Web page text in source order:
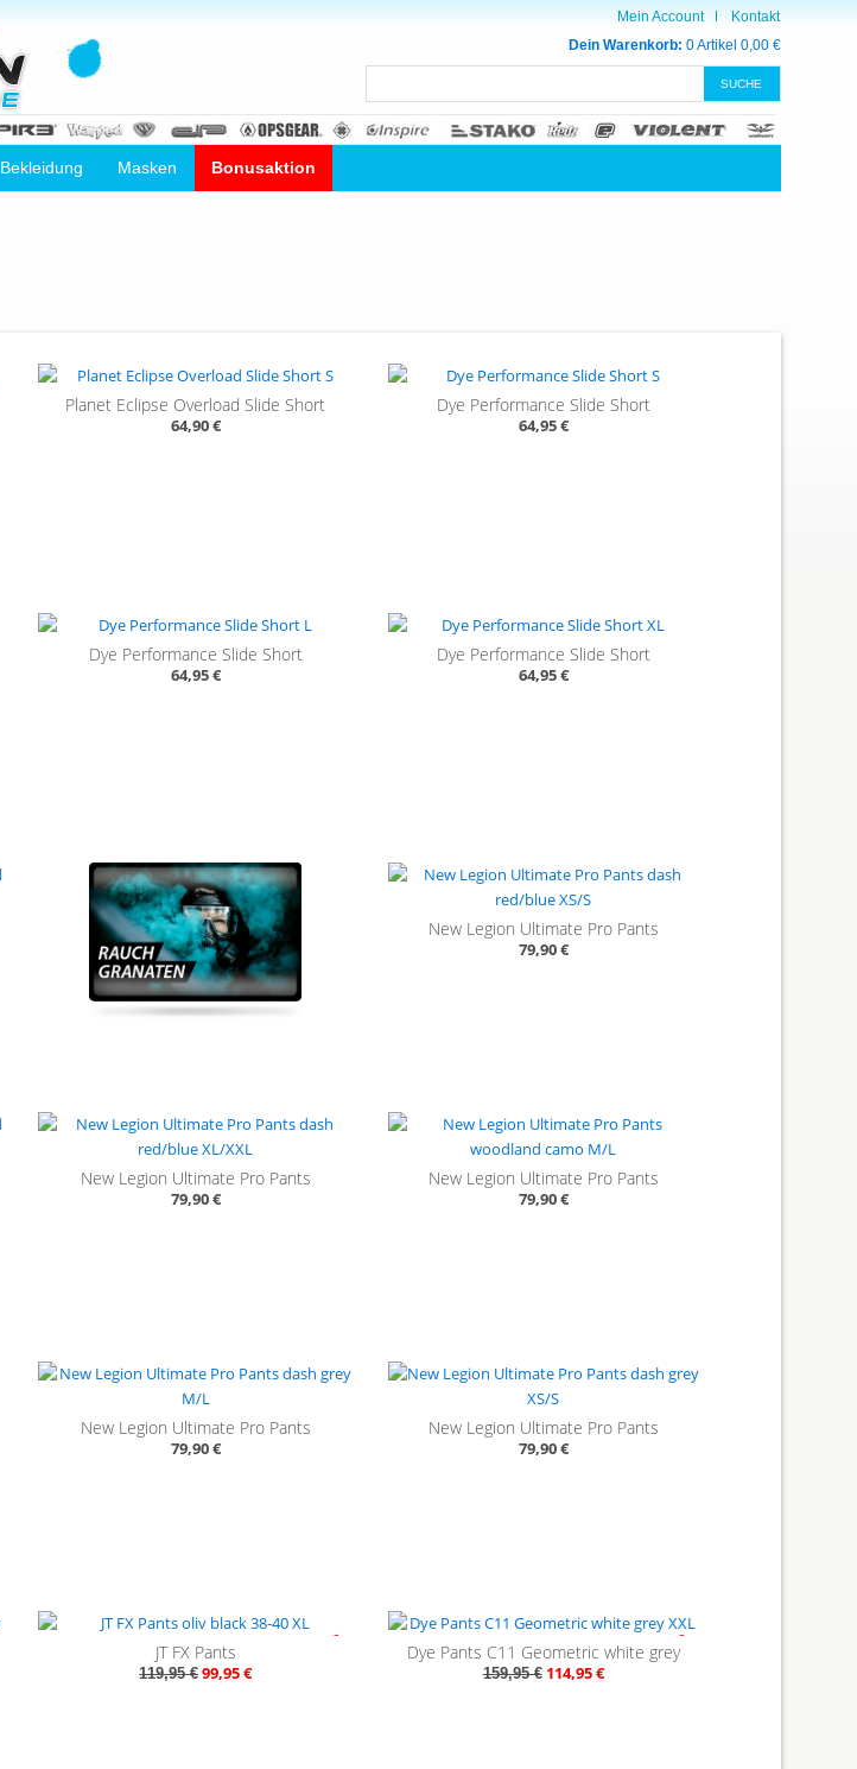
Mein Account
Kontakt
Dein Warenkorb: 0 Artikel 0,00 €
Bekleidung Masken Bonusaktion
Planet Eclipse Overload Slide Short
64,90 €
Dye Performance Slide Short
64,95 €
Dye Performance Slide Short
64,95 €
Dye Performance Slide Short
64,95 €
New Legion Ultimate Pro Pants
79,90 €
New Legion Ultimate Pro Pants
79,90 €
New Legion Ultimate Pro Pants
79,90 €
New Legion Ultimate Pro Pants
79,90 €
New Legion Ultimate Pro Pants
79,90 €
JT FX Pants
119,95 €99,95 €
- 28%
Dye Pants C11 Geometric white grey
159,95 €114,95 €